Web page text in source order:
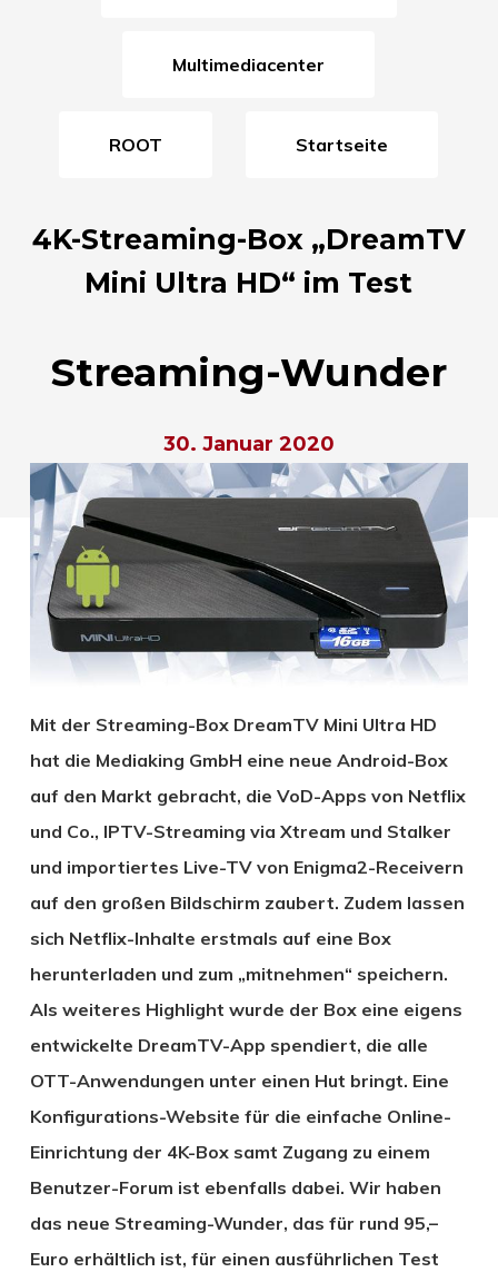
Multimediacenter
ROOT Startseite
4K-Streaming-Box „DreamTV
Mini Ultra HD“ im Test
Streaming-Wunder
30. Januar 2020
Mit der Streaming-Box DreamTV Mini Ultra HD
hat die Mediaking GmbH eine neue Android-Box
auf den Markt gebracht, die VoD-Apps von Netflix
und Co., IPTV-Streaming via Xtream und Stalker
und importiertes Live-TV von Enigma2-Receivern
auf den großen Bildschirm zaubert. Zudem lassen
sich Netflix-Inhalte erstmals auf eine Box
herunterladen und zum „mitnehmen“ speichern.
Als weiteres Highlight wurde der Box eine eigens
entwickelte DreamTV-App spendiert, die alle
OTT-Anwendungen unter einen Hut bringt. Eine
Konfigurations-Website für die einfache Online-
Einrichtung der 4K-Box samt Zugang zu einem
Benutzer-Forum ist ebenfalls dabei. Wir haben
das neue Streaming-Wunder, das für rund 95,–
Euro erhältlich ist, für einen ausführlichen Test